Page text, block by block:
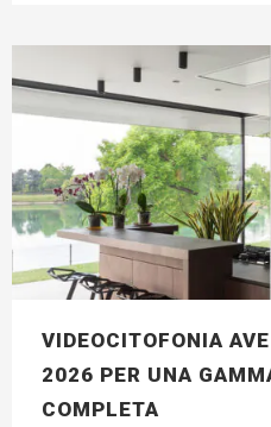
VIDEOCITOFONIA
2026 PER UNA
COMPLETA